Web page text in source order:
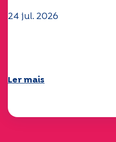
24 jul. 2026
Ler mais